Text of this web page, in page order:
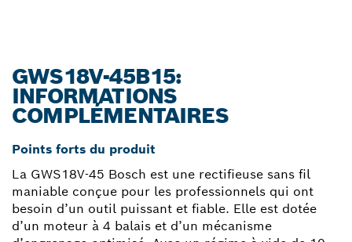
GWS18V-45B15:
INFORMATIONS
COMPLÉMENTAIRES
Points forts du produit
La GWS18V-45 Bosch est une rectifieuse sans fil
maniable conçue pour les professionnels qui ont
besoin d’un outil puissant et fiable. Elle est dotée
d’un moteur à 4 balais et d’un mécanisme